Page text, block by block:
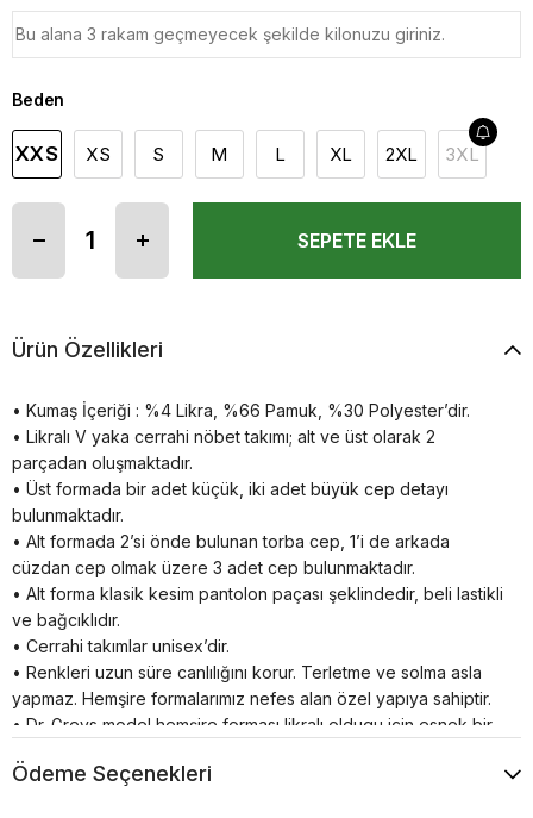
Beden
XXS XS S M L XL 2XL 3XL
Ürün Özellikleri
• Kumaş İçeriği : %4 Likra, %66 Pamuk, %30 Polyester’dir.
• Likralı V yaka cerrahi nöbet takımı; alt ve üst olarak 2
parçadan oluşmaktadır.
• Üst formada bir adet küçük, iki adet büyük cep detayı
bulunmaktadır.
• Alt formada 2’si önde bulunan torba cep, 1’i de arkada
cüzdan cep olmak üzere 3 adet cep bulunmaktadır.
• Alt forma klasik kesim pantolon paçası şeklindedir, beli lastikli
ve bağcıklıdır.
• Cerrahi takımlar unisex’dir.
• Renkleri uzun süre canlılığını korur. Terletme ve solma asla
yapmaz. Hemşire formalarımız nefes alan özel yapıya sahiptir.
• Dr. Greys model hemşire forması likralı oldugu için esnek bir
• Doktor forması yarasa kol olduğu için bedeninize tam olarak
Ödeme Seçenekleri